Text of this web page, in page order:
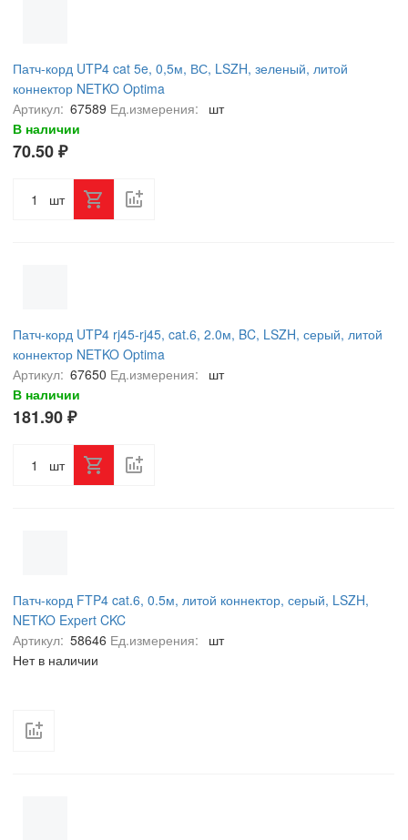
Патч-корд UTP4 cat 5e, 0,5м, ВС, LSZH, зеленый, литой
коннектор NETKO Optima
Артикул: 67589 Ед.измерения:
шт
В наличии
70.50 ₽
шт
Патч-корд UTP4 rj45-rj45, cat.6, 2.0м, BC, LSZH, серый, литой
коннектор NETKO Optima
Артикул: 67650 Ед.измерения:
шт
В наличии
181.90 ₽
шт
Патч-корд FTP4 cat.6, 0.5м, литой коннектор, серый, LSZH,
NETKO Expert CKC
Артикул: 58646 Ед.измерения:
шт
Нет в наличии